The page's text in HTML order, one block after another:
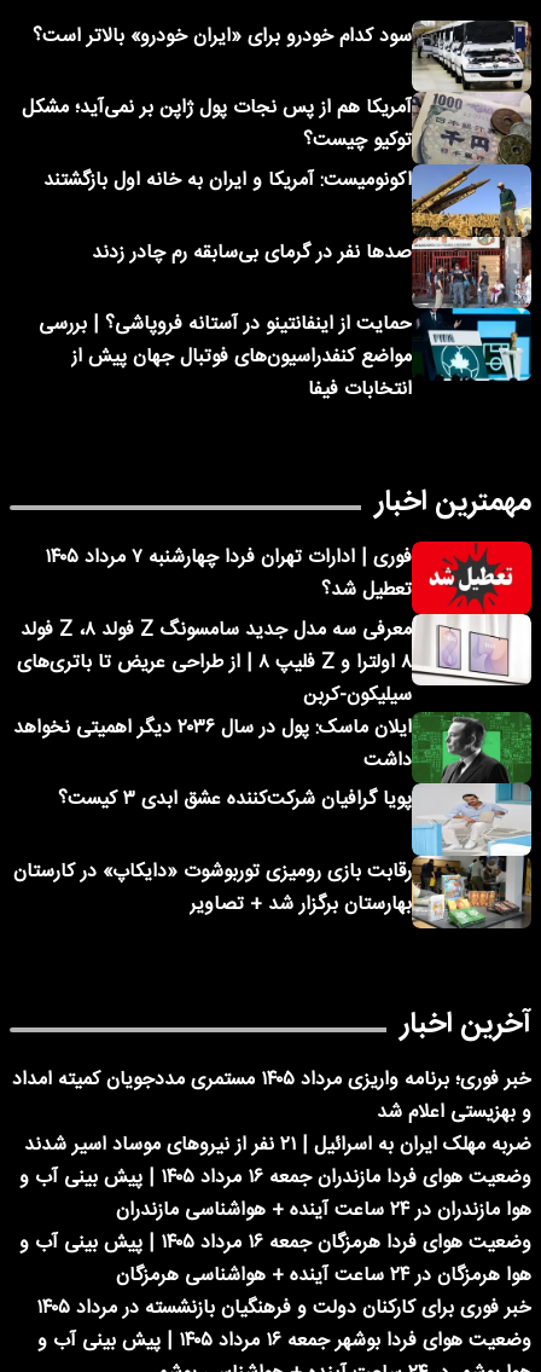
سود کدام خودرو برای «ایران خودرو» بالاتر است؟
آمریکا هم از پس نجات پول ژاپن بر نمی‌آید؛ مشکل
توکیو چیست؟
اکونومیست: آمریکا و ایران به خانه اول بازگشتند
صدها نفر در گرمای بی‌سابقه رم چادر زدند
حمایت از اینفانتینو در آستانه فروپاشی؟ | بررسی
مواضع کنفدراسیون‌های فوتبال جهان پیش از
انتخابات فیفا
مهمترین اخبار
فوری | ادارات تهران فردا چهارشنبه ۷ مرداد ۱۴۰۵
تعطیل شد؟
معرفی سه مدل جدید سامسونگ Z فولد ۸، Z فولد
۸ اولترا و Z فلیپ ۸ | از طراحی عریض تا باتری‌های
سیلیکون-کربن
ایلان ماسک: پول در سال ۲۰۳۶ دیگر اهمیتی نخواهد
داشت
پویا گرافیان شرکت‌کننده عشق ابدی ۳ کیست؟
رقابت بازی رومیزی توربوشوت «دایکاپ» در کارستان
بهارستان برگزار شد + تصاویر
آخرین اخبار
خبر فوری؛ برنامه واریزی مرداد ۱۴۰۵ مستمری مددجویان کمیته امداد
و بهزیستی اعلام شد
ضربه مهلک ایران به اسرائیل | ۲۱ نفر از نیروهای موساد اسیر شدند
وضعیت هوای فردا مازندران جمعه ۱۶ مرداد ۱۴۰۵ | پیش بینی آب و
هوا مازندران در ۲۴ ساعت آینده + هواشناسی مازندران
وضعیت هوای فردا هرمزگان جمعه ۱۶ مرداد ۱۴۰۵ | پیش بینی آب و
هوا هرمزگان در ۲۴ ساعت آینده + هواشناسی هرمزگان
خبر فوری برای کارکنان دولت و فرهنگیان بازنشسته در مرداد ۱۴۰۵
وضعیت هوای فردا بوشهر جمعه ۱۶ مرداد ۱۴۰۵ | پیش بینی آب و